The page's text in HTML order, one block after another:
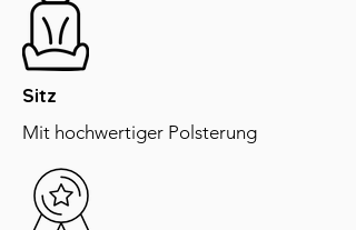
Sitz
Mit hochwertiger Polsterung